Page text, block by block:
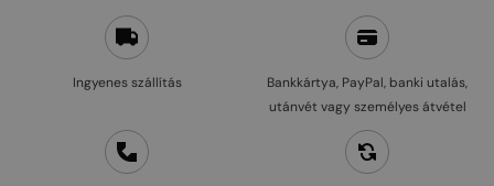
Ingyenes szállítás
Bankkártya, PayPal, banki utalás,
utánvét vagy személyes átvétel